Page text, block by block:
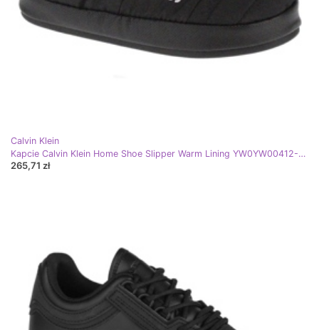
Calvin Klein
Kapcie Calvin Klein Home Shoe Slipper Warm Lining YW0YW00412-BEH czarne
265,71 zł